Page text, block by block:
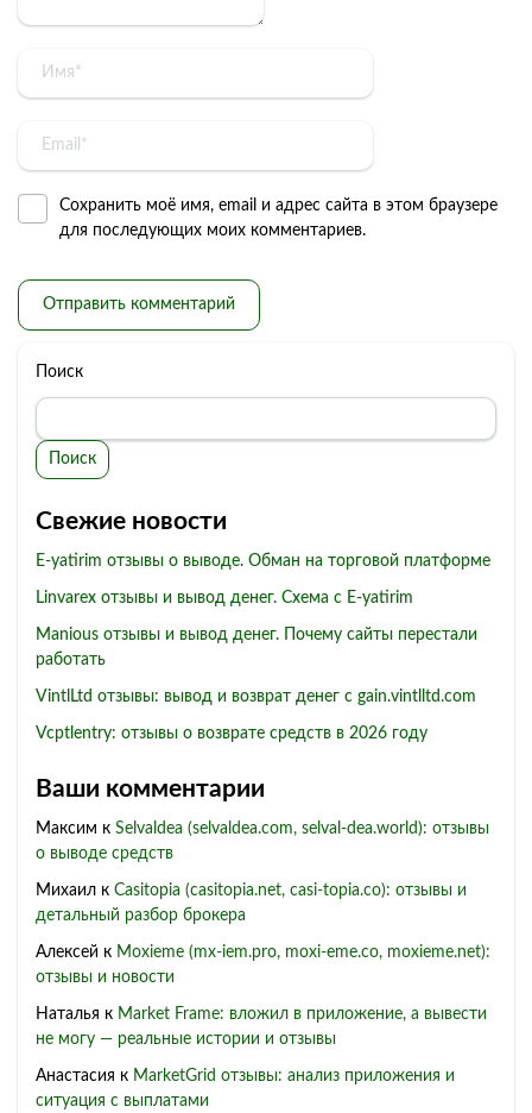
Сохранить моё имя, email и адрес сайта в этом браузере
для последующих моих комментариев.
Поиск
Поиск
Свежие новости
E-yatirim отзывы о выводе. Обман на торговой платформе
Linvarex отзывы и вывод денег. Схема с E-yatirim
Manious отзывы и вывод денег. Почему сайты перестали
работать
VintlLtd отзывы: вывод и возврат денег с gain.vintlltd.com
Vcptlentry: отзывы о возврате средств в 2026 году
Ваши комментарии
Максим к Selvaldea (selvaldea.com, selval-dea.world): отзывы
о выводе средств
Михаил к Casitopia (casitopia.net, casi-topia.co): отзывы и
детальный разбор брокера
Алексей к Moxieme (mx-iem.pro, moxi-eme.co, moxieme.net):
отзывы и новости
Наталья к Market Frame: вложил в приложение, а вывести
не могу — реальные истории и отзывы
Анастасия к MarketGrid отзывы: анализ приложения и
ситуация с выплатами